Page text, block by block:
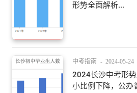
形势全面解析...
中考指南 - 2024-05-24
2024长沙中考形
小比例下降，公办